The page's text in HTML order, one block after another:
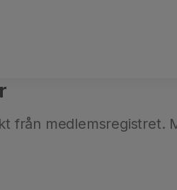
från medlemsregistret.